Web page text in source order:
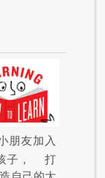
朋友加入
，
打